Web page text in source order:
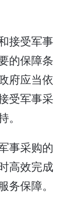
接受军事
的保障条
府应当依
受军事采
事采购的
高效完成
保障。